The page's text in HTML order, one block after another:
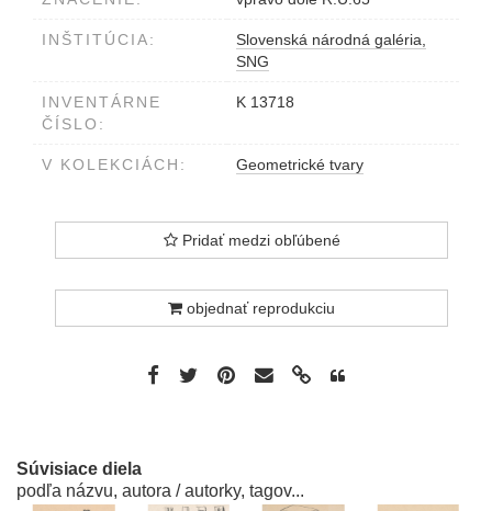
INŠTITÚCIA:
Slovenská národná galéria,
SNG
INVENTÁRNE
ČÍSLO:
K 13718
V KOLEKCIÁCH: Geometrické tvary
Pridať medzi obľúbené
objednať reprodukciu
Súvisiace diela
podľa názvu, autora / autorky, tagov...